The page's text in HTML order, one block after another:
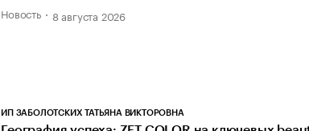
Новость 8 августа 2026
ИП ЗАБОЛОТСКИХ ТАТЬЯНА ВИКТОРОВНА